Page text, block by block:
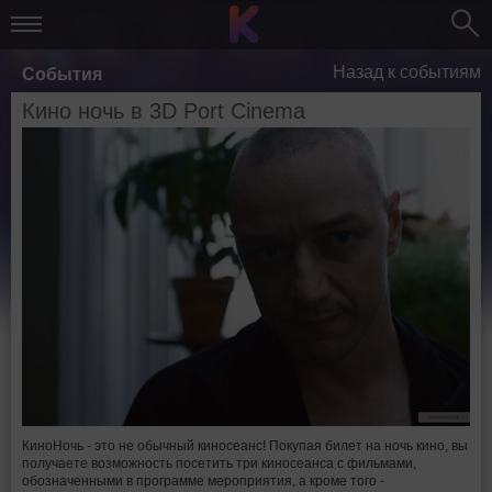
События Назад к событиям
Кино ночь в 3D Port Cinema
КиноНочь - это не обычный киносеанс! Покупая билет на ночь кино, вы
получаете возможность посетить три киносеанса с фильмами,
обозначенными в программе мероприятия, а кроме того -